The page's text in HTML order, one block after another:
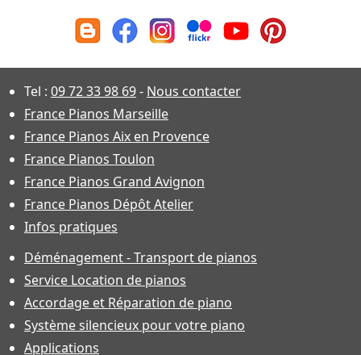
Tel : 09 72 33 98 69- Nous contacter
France Pianos Marseille
France Pianos Aix en Provence
France Pianos Toulon
France Pianos Grand Avignon
France Pianos Dépôt Atelier
Infos pratiques
Déménagement - Transport de pianos
Service Location de pianos
Accordage et Réparation de piano
Système silencieux pour votre piano
Applications